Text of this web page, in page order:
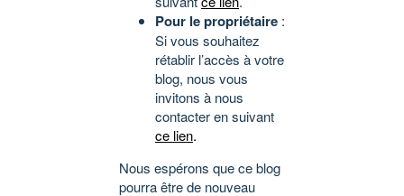
Pour le propriétaire :
Si vous souhaitez
rétablir l’accès à votre
blog, nous vous
invitons à nous
contacter en suivant
ce lien.
Nous espérons que ce blog
pourra être de nouveau